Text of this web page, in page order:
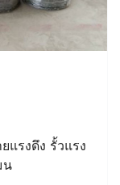
แรงดึง รั้วแรง
น